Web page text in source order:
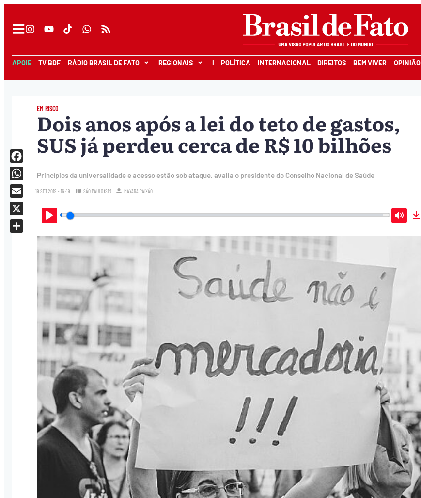
APOIE TV BDF RÁDIO BRASIL DE FATO REGIONAIS I POLÍTICA INTERNACIONAL DIREITOS BEM VIVER OPINIÃO
EM RISCO
Dois anos após a lei do teto de gastos,
SUS já perdeu cerca de R$ 10 bilhões
Princípios da universalidade e acesso estão sob ataque, avalia o presidente do Conselho Nacional de Saúde
19.SET.2019 - 16:49 SÃO PAULO (SP) MAYARA PAIXÃO
Play Mute
Facebook
WhatsApp
Email
X